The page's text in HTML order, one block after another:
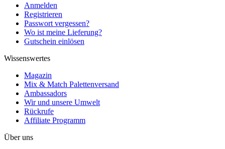
Anmelden
Registrieren
Passwort vergessen?
Wo ist meine Lieferung?
Gutschein einlösen
Wissenswertes
Magazin
Mix & Match Palettenversand
Ambassadors
Wir und unsere Umwelt
Rückrufe
Affiliate Programm
Über uns